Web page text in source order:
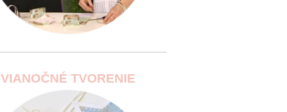
VIANOČNÉ TVORENIE